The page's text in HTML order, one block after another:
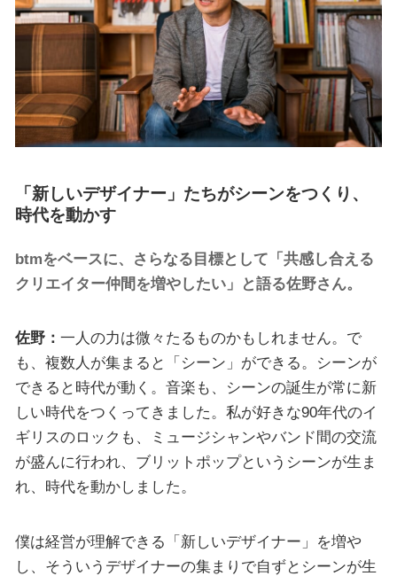
「新しいデザイナー」たちがシーンをつくり、
時代を動かす
btmをベースに、さらなる目標として「共感し合える
クリエイター仲間を増やしたい」と語る佐野さん。
佐野： 一人の力は微々たるものかもしれません。で
も、複数人が集まると「シーン」ができる。シーンが
できると時代が動く。音楽も、シーンの誕生が常に新
しい時代をつくってきました。私が好きな90年代のイ
ギリスのロックも、ミュージシャンやバンド間の交流
が盛んに行われ、ブリットポップというシーンが生ま
れ、時代を動かしました。
僕は経営が理解できる「新しいデザイナー」を増や
し、そういうデザイナーの集まりで自ずとシーンが生